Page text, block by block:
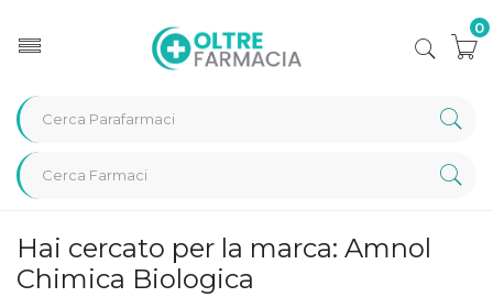
0
Home Marche parafarmaci Amnol Chimica Biologica
Hai cercato per la marca: Amnol
Chimica Biologica